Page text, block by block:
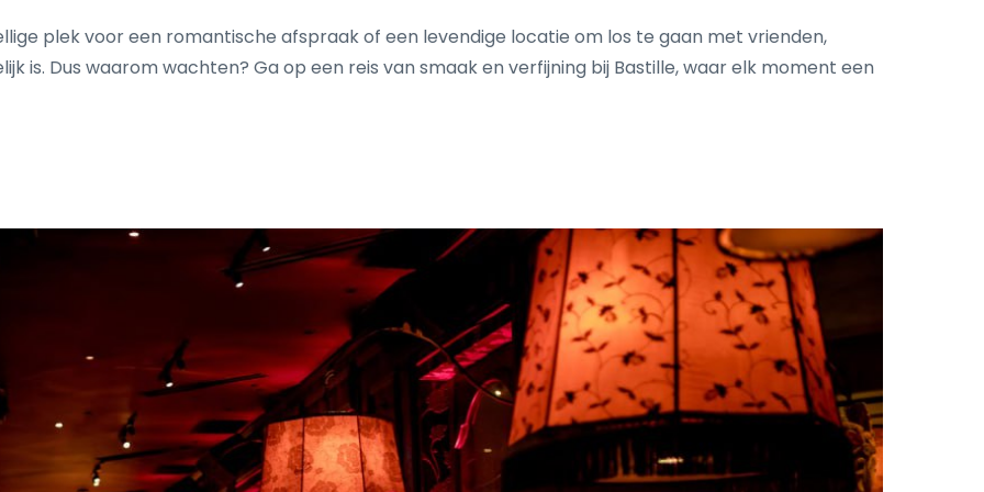
plek voor een romantische afspraak of een levendige locatie om los te gaan met vrienden,
is. Dus waarom wachten? Ga op een reis van smaak en verfijning bij Bastille, waar elk moment een